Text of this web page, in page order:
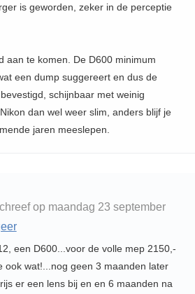
is geworden, zeker in de perceptie
aan te komen. De D600 minimum
een dump suggereert en dus de
schijnbaar met weinig
dan wel weer slim, anders blijf je
jaren meeslepen.
op maandag 23 september
een D600...voor de volle mep 2150,-
ook wat!...nog geen 3 maanden later
er een lens bij en en 6 maanden na